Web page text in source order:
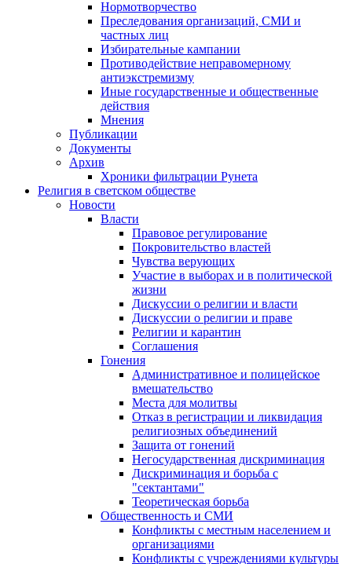
Нормотворчество
Преследования организаций, СМИ и
частных лиц
Избирательные кампании
Противодействие неправомерному
антиэкстремизму
Иные государственные и общественные
действия
Мнения
Публикации
Документы
Архив
Хроники фильтрации Рунета
Религия в светском обществе
Новости
Власти
Правовое регулирование
Покровительство властей
Чувства верующих
Участие в выборах и в политической
жизни
Дискуссии о религии и власти
Дискуссии о религии и праве
Религии и карантин
Соглашения
Гонения
Административное и полицейское
вмешательство
Места для молитвы
Отказ в регистрации и ликвидация
религиозных объединений
Защита от гонений
Негосударственная дискриминация
Дискриминация и борьба с
"сектантами"
Теоретическая борьба
Общественность и СМИ
Конфликты с местным населением и
организациями
Конфликты с учреждениями культуры